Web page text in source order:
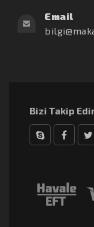
Email
Bizi Takip